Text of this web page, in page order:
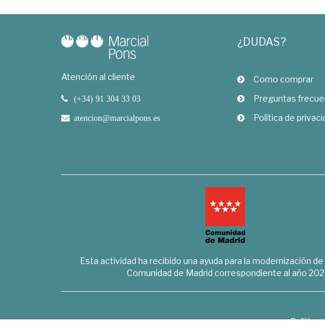
Atención al cliente
(+34) 91 304 33 03
atencion@marcialpons.es
¿DUDAS?
Como comprar
Preguntas
Política de
Esta actividad ha recibido una ayuda para la modernización
Comunidad de Madrid correspondiente al año
Política